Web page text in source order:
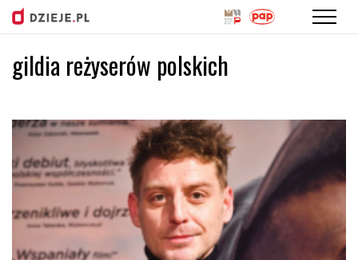
Przejdź
do
gildia reżyserów polskich